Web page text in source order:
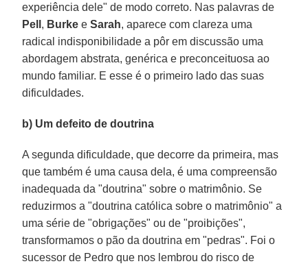
experiência dele" de modo correto. Nas palavras de
Pell , Burke eSarah, aparece com clareza uma
radical indisponibilidade a pôr em discussão uma
abordagem abstrata, genérica e preconceituosa ao
mundo familiar. E esse é o primeiro lado das suas
dificuldades.
b) Um defeito de doutrina
A segunda dificuldade, que decorre da primeira, mas
que também é uma causa dela, é uma compreensão
inadequada da "doutrina" sobre o matrimônio. Se
reduzirmos a "doutrina católica sobre o matrimônio" a
uma série de "obrigações" ou de "proibições",
transformamos o pão da doutrina em "pedras". Foi o
sucessor de Pedro que nos lembrou do risco de